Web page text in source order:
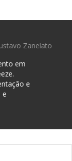
em
e
e